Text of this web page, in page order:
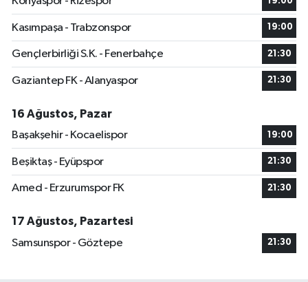
Kasımpaşa - Trabzonspor 19:00
Gençlerbirliği S.K. - Fenerbahçe 21:30
Gaziantep FK - Alanyaspor 21:30
16 Ağustos, Pazar
Başakşehir - Kocaelispor
19:00
Beşiktaş - Eyüpspor 21:30
Amed - Erzurumspor FK 21:30
17 Ağustos, Pazartesi
Samsunspor - Göztepe
21:30